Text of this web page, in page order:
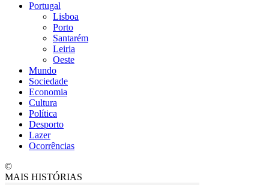
Portugal
Lisboa
Porto
Santarém
Leiria
Oeste
Mundo
Sociedade
Economia
Cultura
Política
Desporto
Lazer
Ocorrências
©
MAIS HISTÓRIAS